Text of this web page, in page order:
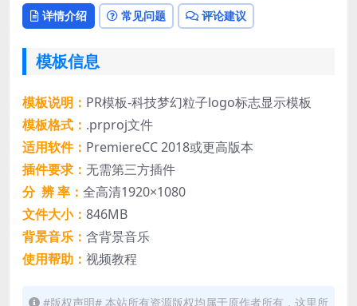
详情介绍 常见问题 评论建议
模板信息
模板说明： PR模板-科技梦幻粒子logo标志显示模板
模板格式： .prproj文件
适用软件： PremiereCC 2018或更高版本
插件要求： 无需第三方插件
分 辨 率： 全高清1920×1080
文件大小： 846MB
背景音乐： 含背景音乐
使用帮助： 视频教程
#版权声明# 本站所有资源版权均属于原作者所有，这里所